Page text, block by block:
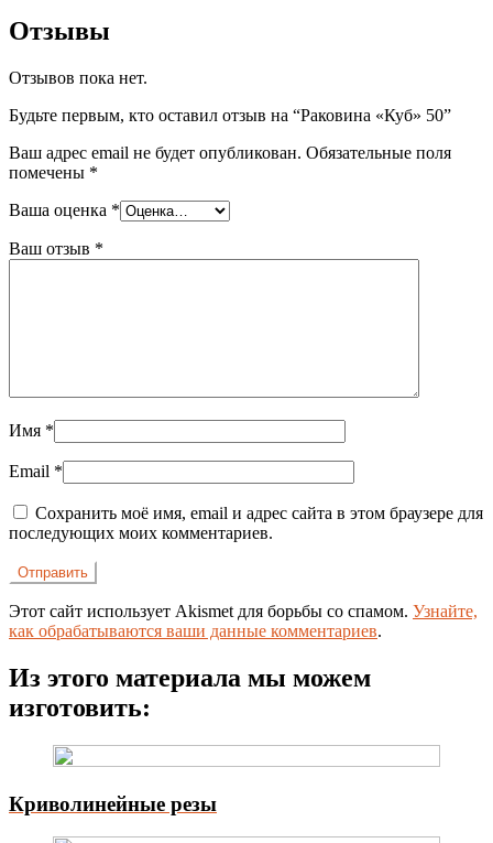
Отзывы
Отзывов пока нет.
Будьте первым, кто оставил отзыв на “Раковина «Куб» 50”
Ваш адрес email не будет опубликован. Обязательные поля
помечены *
Ваша оценка *
Ваш отзыв *
Имя *
Email *
Сохранить моё имя, email и адрес сайта в этом браузере для
последующих моих комментариев.
Этот сайт использует Akismet для борьбы со спамом. Узнайте,
как обрабатываются ваши данные комментариев.
Из этого материала мы можем
изготовить:
Криволинейные резы